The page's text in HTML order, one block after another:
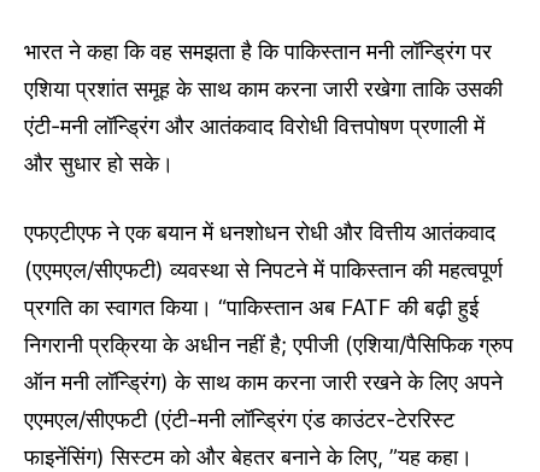
भारत ने कहा कि वह समझता है कि पाकिस्तान मनी लॉन्ड्रिंग पर
एशिया प्रशांत समूह के साथ काम करना जारी रखेगा ताकि उसकी
एंटी-मनी लॉन्ड्रिंग और आतंकवाद विरोधी वित्तपोषण प्रणाली में
और सुधार हो सके।
एफएटीएफ ने एक बयान में धनशोधन रोधी और वित्तीय आतंकवाद
(एएमएल/सीएफटी) व्यवस्था से निपटने में पाकिस्तान की महत्वपूर्ण
प्रगति का स्वागत किया। “पाकिस्तान अब FATF की बढ़ी हुई
निगरानी प्रक्रिया के अधीन नहीं है; एपीजी (एशिया/पैसिफिक ग्रुप
ऑन मनी लॉन्ड्रिंग) के साथ काम करना जारी रखने के लिए अपने
एएमएल/सीएफटी (एंटी-मनी लॉन्ड्रिंग एंड काउंटर-टेररिस्ट
फाइनेंसिंग) सिस्टम को और बेहतर बनाने के लिए, ”यह कहा।